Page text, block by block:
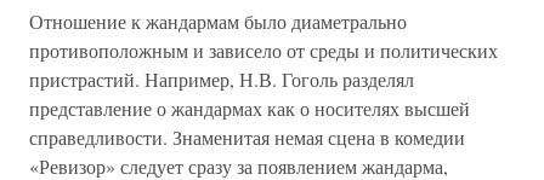
Отношение к жандармам было диаметрально
противоположным и зависело от среды и политических
пристрастий. Например, Н.В. Гоголь разделял
представление о жандармах как о носителях высшей
справедливости. Знаменитая немая сцена в комедии
«Ревизор» следует сразу за появлением жандарма,